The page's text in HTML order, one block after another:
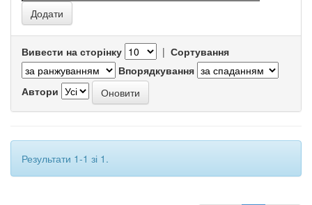
Вивести на сторінку | Сортування
Впорядкування
Автори
Результати 1-1 зі 1.